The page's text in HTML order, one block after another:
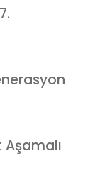
Aşamalı